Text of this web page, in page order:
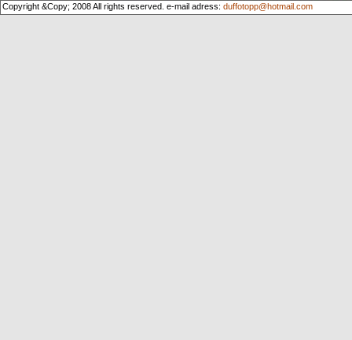
Copyright &Copy; 2008 All rights reserved. e-mail adress: duffotopp@hotmail.com